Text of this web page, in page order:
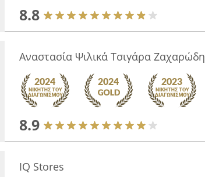
8.8
Αναστασία Ψιλικά Τσιγάρα Ζαχαρώδη
8.9
IQ Stores